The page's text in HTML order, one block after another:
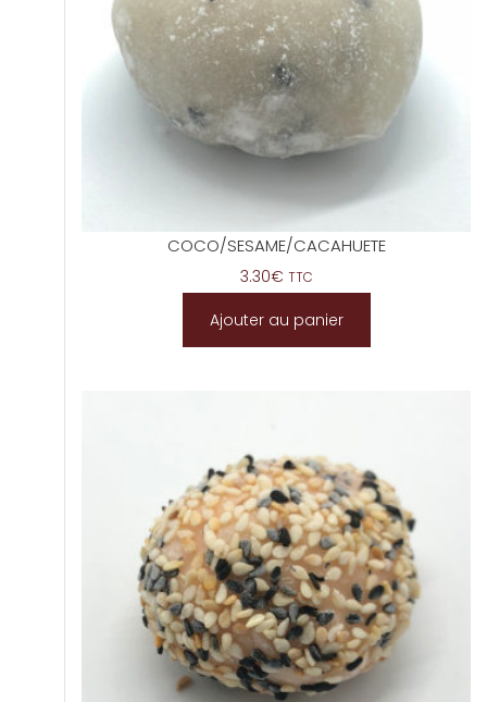
COCO/SESAME/CACAHUETE
3.30€ TTC
Ajouter au panier